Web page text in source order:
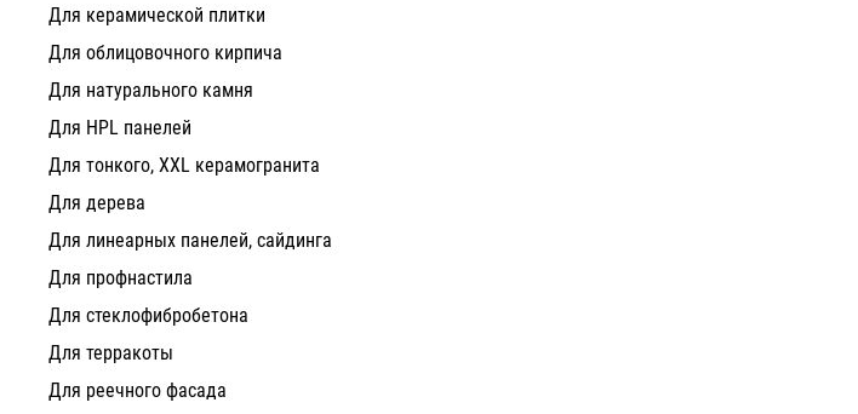
Для керамической плитки
Для облицовочного кирпича
Для натурального камня
Для HPL панелей
Для тонкого, XXL керамогранита
Для дерева
Для линеарных панелей, сайдинга
Для профнастила
Для стеклофибробетона
Для терракоты
Для реечного фасада